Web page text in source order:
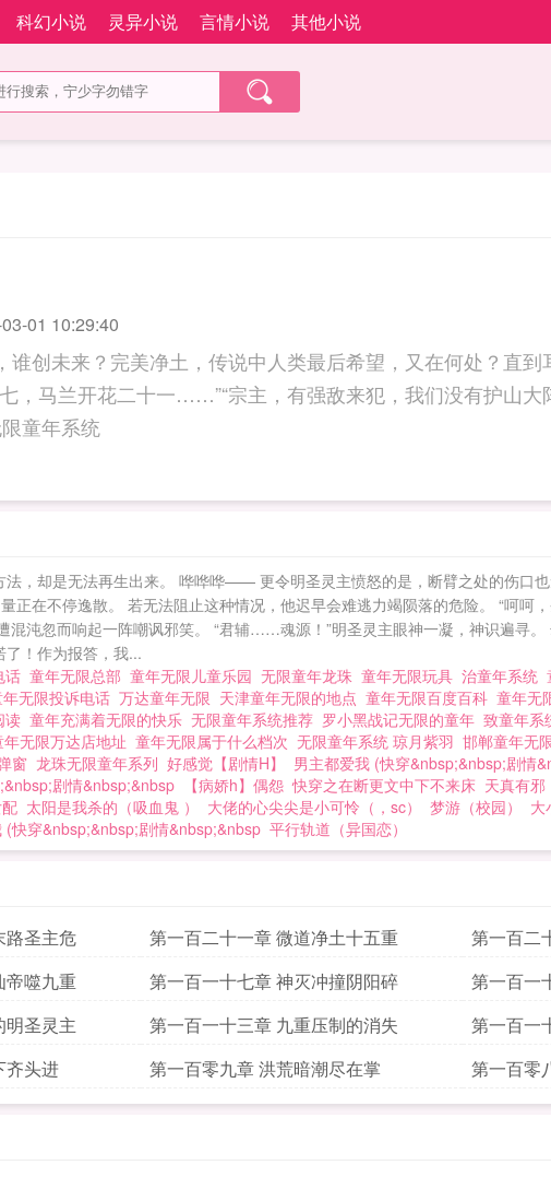
科幻小说 灵异小说 言情小说 其他小说
01 10:29:40
谁创未来？完美净土，传说中人类最后希望，又在何处？直到
，马兰开花二十一……”“宗主，有强敌来犯，我们没有护山大
”“护山大阵？需要.. 无限童年系统
，却是无法再生出来。 哗哗哗—— 更令明圣灵主愤怒的是，断臂之处的伤口
在不停逸散。 若无法阻止这种情况，他迟早会难逃力竭陨落的危险。 “呵呵
沌忽而响起一阵嘲讽邪笑。 “君辅……魂源！”明圣灵主眼神一凝，神识遍寻
！作为报答，我...
话 童年无限总部 童年无限儿童乐园 无限童年龙珠 童年无限玩具 治童年系统
无限投诉电话 万达童年无限 天津童年无限的地点 童年无限百度百科 童年无
读 童年充满着无限的快乐 无限童年系统推荐 罗小黑战记无限的童年 致童年系
年无限万达店地址 童年无限属于什么档次 无限童年系统 琼月紫羽 邯郸童年无
窗 龙珠无限童年系列 好感觉【剧情H】 男主都爱我 (快穿&nbsp;&nbsp;剧情
剧情&nbsp;&nbsp 【病娇h】偶怨 快穿之在断更文中下不来床 天真有邪
太阳是我杀的（吸血鬼 ） 大佬的心尖尖是小可怜（，sc） 梦游（校园） 大
(快穿&nbsp;&nbsp;剧情&nbsp;&nbsp 平行轨道（异国恋）
路圣主危 第一百二十一章 微道净土十五重
第一百二
帝噬九重 第一百一十七章 神灭冲撞阴阳碎
第一百一
明圣灵主 第一百一十三章 九重压制的消失
第一百一
齐头进 第一百零九章 洪荒暗潮尽在掌 第一百零